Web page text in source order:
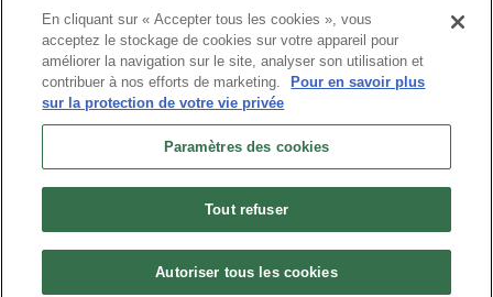
04 80 42 00 70
1 quai de créqui 38000 GRENOBLE
Site classique-Mon compte-Informations pratiques-
Conditions générales de vente
Newsletter
légales-Données personnelles
N° de SIRET : 925 251 613 immatriculée au RCS de Grenoble
N° de TVA intracommunautaire : FR38 925 251 613
Habilitation n° HA.074.96.0039 | Agrément N° ET730501093 | RC
professionnelle : Azzuro Assurances 114 912 039 et 115 403 698
En cliquant sur « Accepter tous les cookies », vous
acceptez le stockage de cookies sur votre appareil pour
améliorer la navigation sur le site, analyser son utilisation et
contribuer à nos efforts de marketing.
Pour en savoir plus
sur la protection de votre vie privée
Paramètres des cookies
Tout refuser
Autoriser tous les cookies